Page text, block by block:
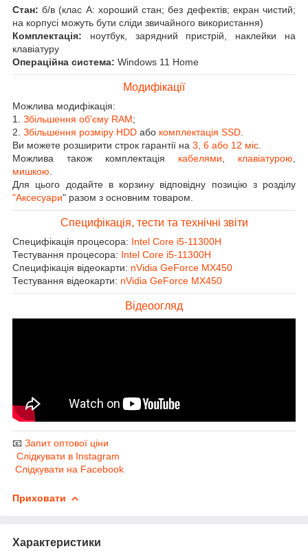
Стан: б/в (клас А: хороший стан; без дефектів; екран чистий;
на корпусі можуть бути сліди звичайного використання)
Комплектація: ноутбук, зарядний пристрій, наклейки на
клавіатуру
Операційна система: Windows 11 Home
Модифікації
Можлива модифікація:
1. Збільшення об'єму RAM;
2. Збільшення розміру HDD або комплектація SSD
Ви можете розширити строк гарантії на 3, 6 або 12 міс
Можлива також комплектація кабелями клавіатурою
мишкою
Для цього додайте в корзину відповідну позицію з розділу
"Аксесуари" разом з основним товаром.
Специфікація, тести та технічні звіти
Специфікація процесора: Intel Core i5-11300H
Тестування процесора: Intel Core i5-11300H
Специфікація відеокарти: nVidia GeForce MX450
Тестування відеокарти: nVidia GeForce MX450
Відеоогляд
📧 Запит оптової ціни
Слідкувати в Instagram
Слідкувати на Facebook
Приховати
Характеристики